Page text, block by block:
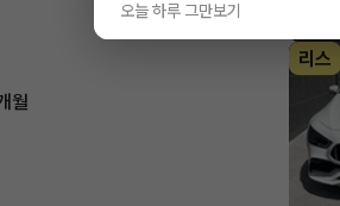
월
리스
오늘 하루 그만보기